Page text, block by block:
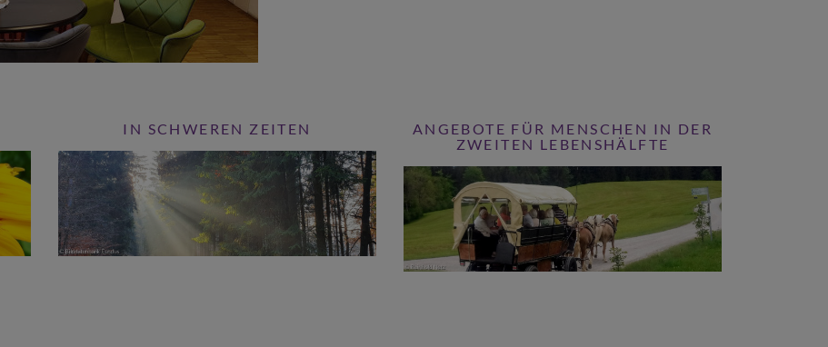
IN SCHWEREN ZEITEN
ANGEBOTE FÜR MENSCHEN IN DER
ZWEITEN LEBENSHÄLFTE